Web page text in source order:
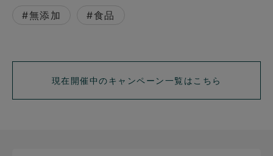
#無添加 #食品
現在開催中のキャンペーン一覧はこちら